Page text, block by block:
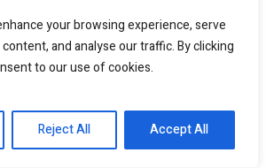
your browsing experience, serve
and analyse our traffic. By clicking
to our use of cookies.
Reject All Accept All